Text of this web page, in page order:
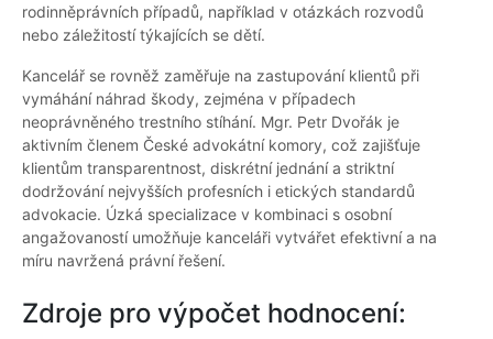
rodinněprávních případů, například v otázkách rozvodů
nebo záležitostí týkajících se dětí.
Kancelář se rovněž zaměřuje na zastupování klientů při
vymáhání náhrad škody, zejména v případech
neoprávněného trestního stíhání. Mgr. Petr Dvořák je
aktivním členem České advokátní komory, což zajišťuje
klientům transparentnost, diskrétní jednání a striktní
dodržování nejvyšších profesních i etických standardů
advokacie. Úzká specializace v kombinaci s osobní
angažovaností umožňuje kanceláři vytvářet efektivní a na
míru navržená právní řešení.
Zdroje pro výpočet hodnocení: